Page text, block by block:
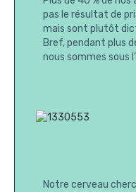
pas le résultat de
mais sont plutôt
Bref, pendant plus
nous sommes sous
Notre cerveau